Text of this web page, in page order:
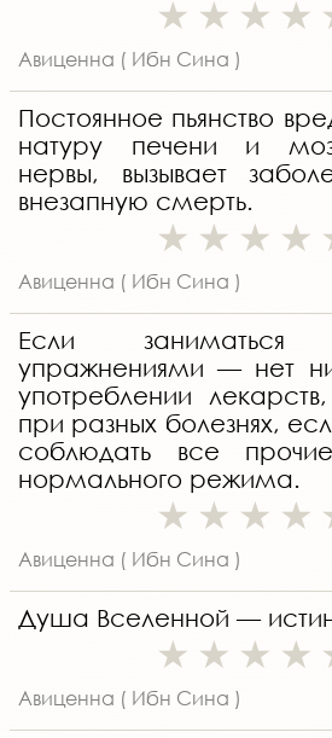
Авиценна ( Ибн Сина )
Постоянное пьянство
натуру печени и
нервы, вызывает
внезапную смерть.
Авиценна ( Ибн Сина )
Если заниматься
упражнениями — нет
употреблении
при разных болезнях,
соблюдать все
нормального режима.
Авиценна ( Ибн Сина )
Душа Вселенной —
Авиценна ( Ибн Сина )